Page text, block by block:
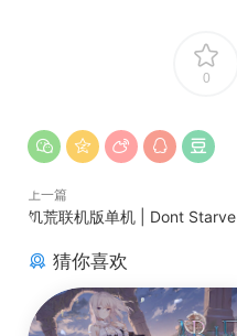
0
上一篇
饥荒联机版单机 | Dont Starve
猜你喜欢